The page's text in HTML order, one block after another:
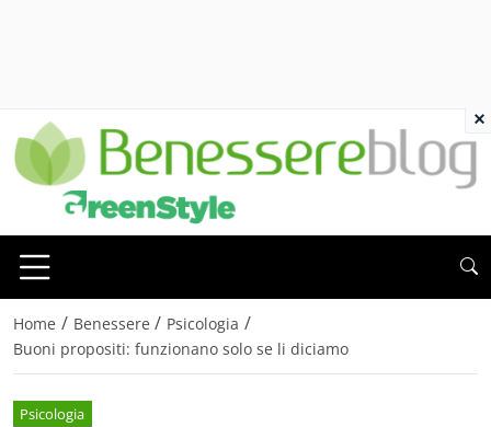
Home / Benessere / Psicologia /
Buoni propositi: funzionano solo se li diciamo
Psicologia
×